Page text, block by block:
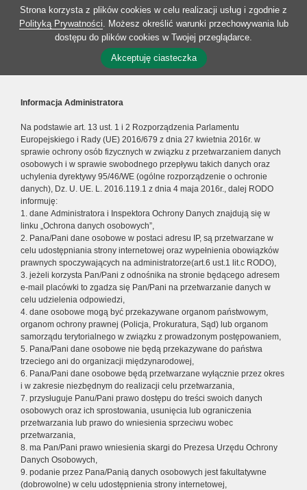
Strona korzysta z plików cookies w celu realizacji usług i zgodnie z
Polityką Prywatności. Możesz określić warunki przechowywania lub
dostępu do plików cookies w Twojej przeglądarce.
Akceptuję ciasteczka
Informacja Administratora
Na podstawie art. 13 ust. 1 i 2 Rozporządzenia Parlamentu
Europejskiego i Rady (UE) 2016/679 z dnia 27 kwietnia 2016r. w
sprawie ochrony osób fizycznych w związku z przetwarzaniem danych
osobowych i w sprawie swobodnego przepływu takich danych oraz
uchylenia dyrektywy 95/46/WE (ogólne rozporządzenie o ochronie
danych), Dz. U. UE. L. 2016.119.1 z dnia 4 maja 2016r., dalej RODO
informuję:
1. dane Administratora i Inspektora Ochrony Danych znajdują się w
linku „Ochrona danych osobowych”,
2. Pana/Pani dane osobowe w postaci adresu IP, są przetwarzane w
celu udostępniania strony internetowej oraz wypełnienia obowiązków
prawnych spoczywających na administratorze(art.6 ust.1 lit.c RODO),
3. jeżeli korzysta Pan/Pani z odnośnika na stronie będącego adresem
e-mail placówki to zgadza się Pan/Pani na przetwarzanie danych w
celu udzielenia odpowiedzi,
4. dane osobowe mogą być przekazywane organom państwowym,
organom ochrony prawnej (Policja, Prokuratura, Sąd) lub organom
samorządu terytorialnego w związku z prowadzonym postępowaniem,
5. Pana/Pani dane osobowe nie będą przekazywane do państwa
trzeciego ani do organizacji międzynarodowej,
6. Pana/Pani dane osobowe będą przetwarzane wyłącznie przez okres
i w zakresie niezbędnym do realizacji celu przetwarzania,
7. przysługuje Panu/Pani prawo dostępu do treści swoich danych
osobowych oraz ich sprostowania, usunięcia lub ograniczenia
przetwarzania lub prawo do wniesienia sprzeciwu wobec
przetwarzania,
8. ma Pan/Pani prawo wniesienia skargi do Prezesa Urzędu Ochrony
Danych Osobowych,
9. podanie przez Pana/Panią danych osobowych jest fakultatywne
(dobrowolne) w celu udostępnienia strony internetowej,